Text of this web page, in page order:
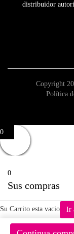
distribuidor
Copyright
Política
0
0
Sus compras
Su Carrito esta vacio Ir